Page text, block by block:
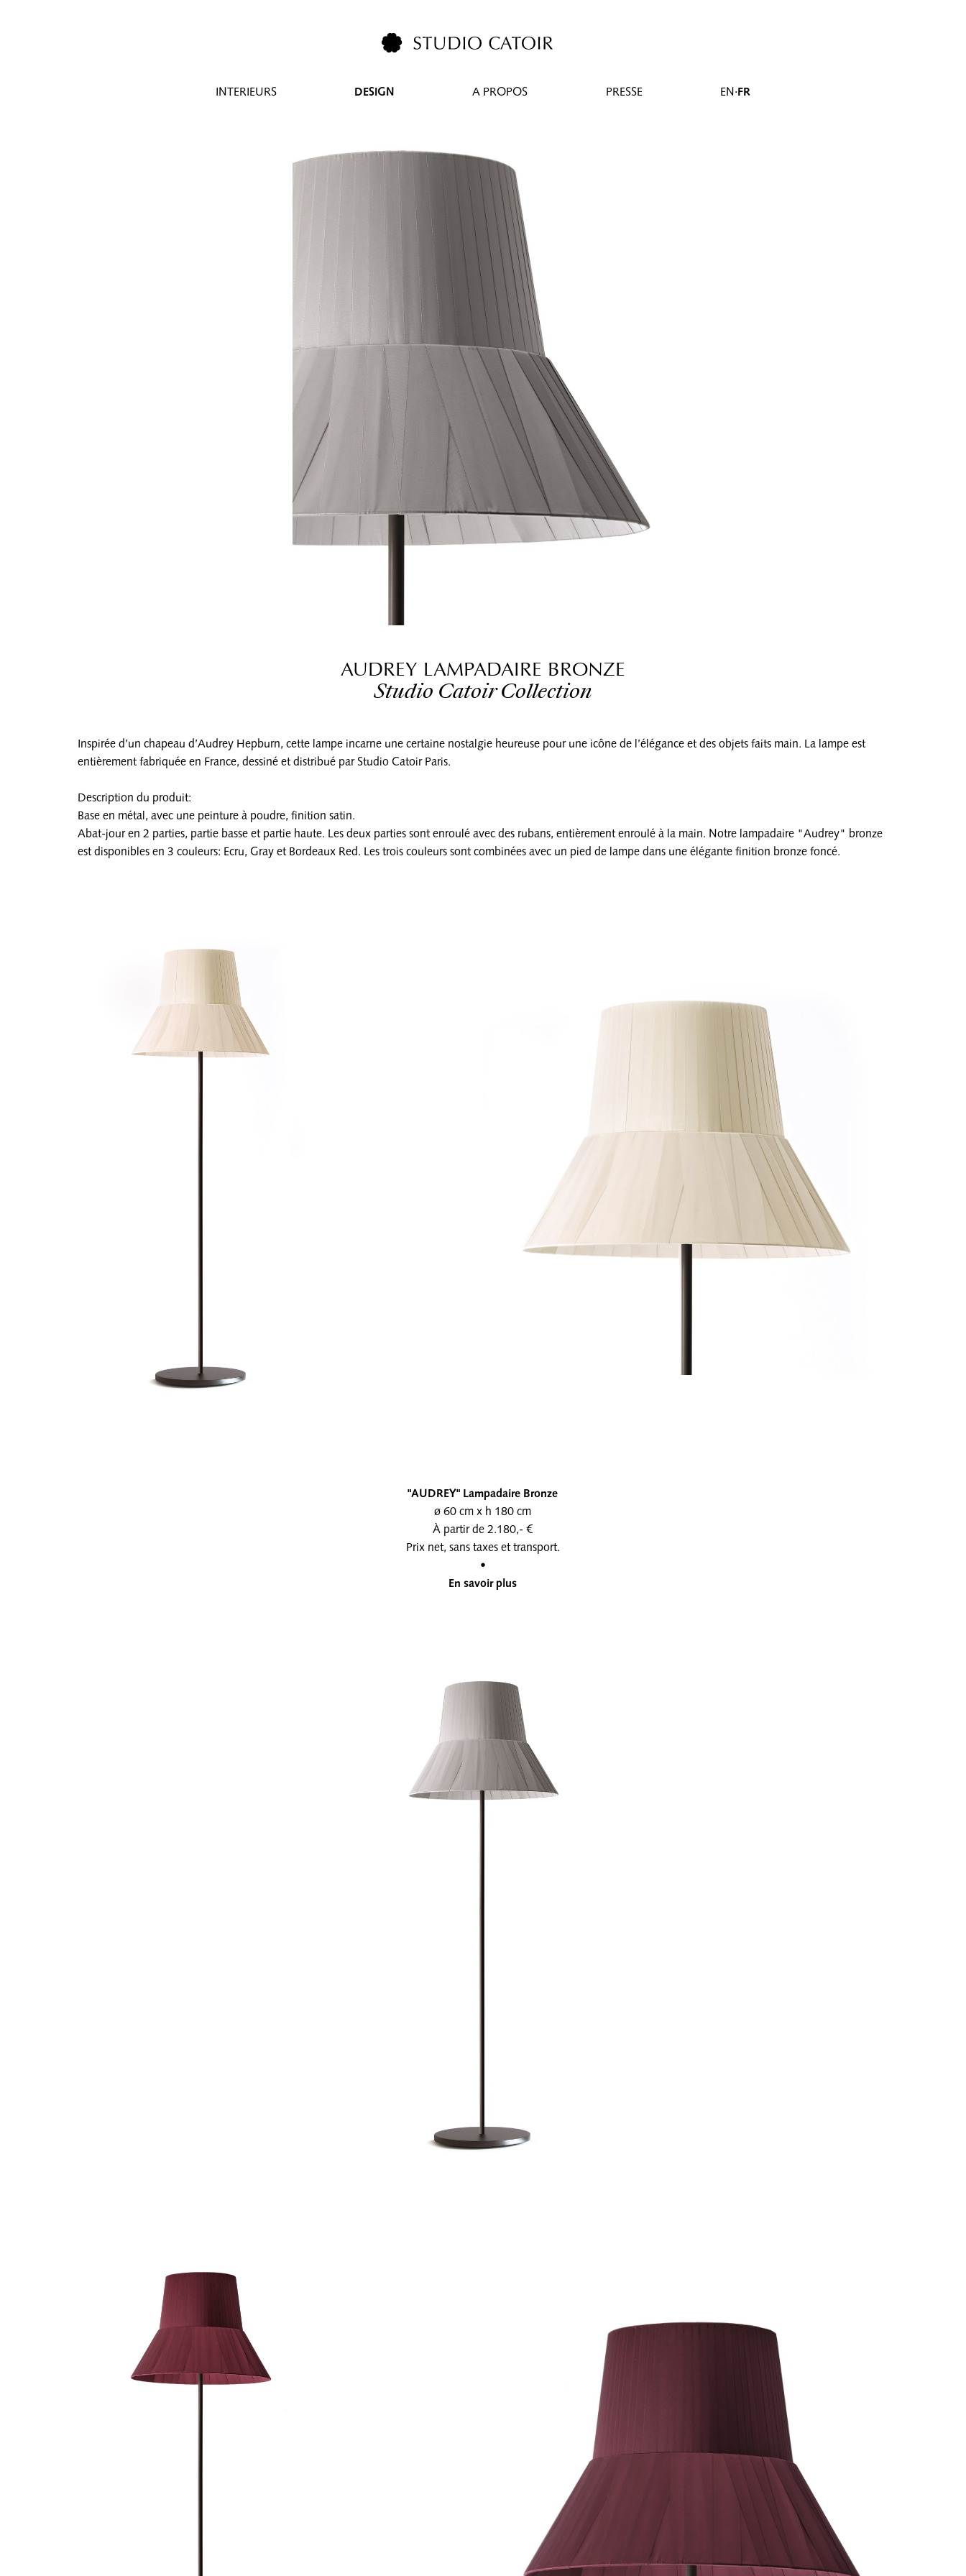
INTERIEURS DESIGN A PROPOS PRESSE EN·FR
AUDREY LAMPADAIRE BRONZE
Studio Catoir Collection
Inspirée d’un chapeau d’Audrey Hepburn, cette lampe incarne une certaine nostalgie heureuse pour une icône de l’élégance et des objets faits main. La lampe est
entièrement fabriquée en France, dessiné et distribué par Studio Catoir Paris.
Description du produit:
Base en métal, avec une peinture à poudre, finition satin.
Abat-jour en 2 parties, partie basse et partie haute. Les deux parties sont enroulé avec des rubans, entièrement enroulé à la main. Notre lampadaire "Audrey" bronze
est disponibles en 3 couleurs: Ecru, Gray et Bordeaux Red. Les trois couleurs sont combinées avec un pied de lampe dans une élégante finition bronze foncé.
"AUDREY" Lampadaire Bronze
ø 60 cm x h 180 cm
À partir de 2.180,- €
Prix net, sans taxes et transport.
•
En savoir plus